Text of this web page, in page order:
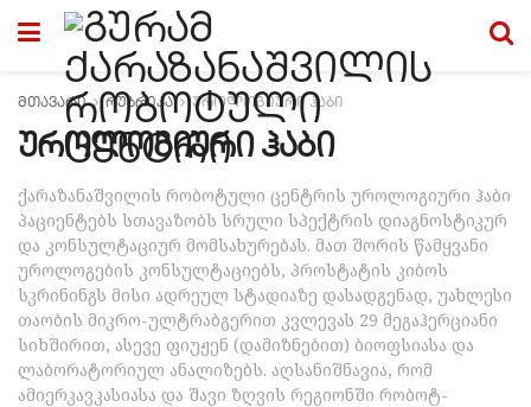
მთავარი რუბრიკა უროლოგიური ჰაბი
უროლოგიური ჰაბი
ქარაზანაშვილის რობოტული ცენტრის უროლოგიური ჰაბი
პაციენტებს სთავაზობს სრული სპექტრის დიაგნოსტიკურ
და კონსულტაციურ მომსახურებას. მათ შორის წამყვანი
უროლოგების კონსულტაციებს, პროსტატის კიბოს
სკრინინგს მისი ადრეულ სტადიაზე დასადგენად, უახლესი
თაობის მიკრო-ულტრაბგერით კვლევას 29 მეგაჰერციანი
სიხშირით, ასევე ფიუჟენ (დამიზნებით) ბიოფსიასა და
ლაბორატორიულ ანალიზებს. აღსანიშნავია, რომ
ამიერკავკასიასა და შავი ზღვის რეგიონში რობოტ-